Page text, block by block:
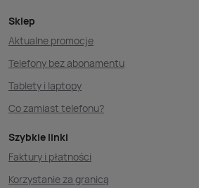
Sklep
Aktualne promocje
Telefony bez abonamentu
Tablety i laptopy
Co zamiast telefonu?
Szybkie linki
Faktury i płatności
Korzystanie za granicą